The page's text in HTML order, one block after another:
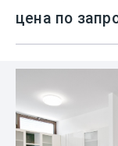
цена по